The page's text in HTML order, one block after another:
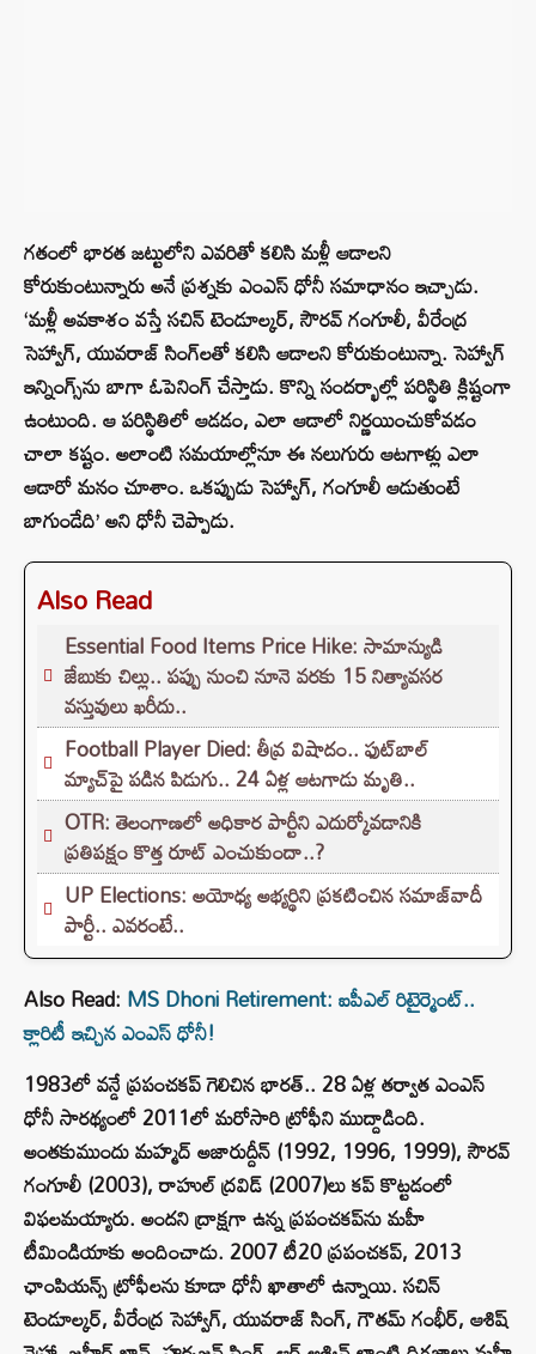
గతంలో భారత జట్టులోని ఎవరితో కలిసి మళ్లీ ఆడాలని
కోరుకుంటున్నారు అనే ప్రశ్నకు ఎంఎస్ ధోనీ సమాధానం ఇచ్చాడు.
‘మళ్లీ అవకాశం వస్తే సచిన్‌ టెండూల్కర్, సౌరవ్ గంగూలీ, వీరేంద్ర
సెహ్వాగ్‌, యువరాజ్‌ సింగ్‌లతో కలిసి ఆడాలని కోరుకుంటున్నా. సెహ్వాగ్‌
ఇన్నింగ్స్‌ను బాగా ఓపెనింగ్ చేస్తాడు. కొన్ని సందర్భాల్లో పరిస్థితి క్లిష్టంగా
ఉంటుంది. ఆ పరిస్థితిలో ఆడడం, ఎలా ఆడాలో నిర్ణయించుకోవడం
చాలా కష్టం. అలాంటి సమయాల్లోనూ ఈ నలుగురు ఆటగాళ్లు ఎలా
ఆడారో మనం చూశాం. ఒకప్పుడు సెహ్వాగ్, గంగూలీ ఆడుతుంటే
బాగుండేది’ అని ధోనీ చెప్పాడు.
Also Read
Essential Food Items Price Hike: సామాన్యుడి
జేబుకు చిల్లు.. పప్పు నుంచి నూనె వరకు 15 నిత్యావసర
వస్తువులు ఖరీదు..
Football Player Died: తీవ్ర విషాదం.. ఫుట్‌బాల్
మ్యాచ్‌పై పడిన పిడుగు.. 24 ఏళ్ల ఆటగాడు మృతి..
OTR: తెలంగాణలో అధికార పార్టీని ఎదుర్కోవడానికి
ప్రతిపక్షం కొత్త రూట్‌ ఎంచుకుందా..?
UP Elections: అయోధ్య అభ్యర్థిని ప్రకటించిన సమాజ్‌వాదీ
పార్టీ.. ఎవరంటే..
Also Read: MS Dhoni Retirement: ఐపీఎల్‌ రిటైర్మెంట్..
క్లారిటీ ఇచ్చిన ఎంఎస్ ధోనీ!
1983లో వన్డే ప్రపంచకప్ గెలిచిన భారత్.. 28 ఏళ్ల తర్వాత ఎంఎస్
ధోనీ సారథ్యంలో 2011లో మరోసారి ట్రోఫీని ముద్దాడింది.
అంతకుముందు మహ్మద్ అజారుద్దీన్ (1992, 1996, 1999), సౌరవ్
గంగూలీ (2003), రాహుల్ ద్రవిడ్ (2007)లు కప్ కొట్టడంలో
విఫలమయ్యారు. అందని ద్రాక్షగా ఉన్న ప్రపంచకప్‌ను మహీ
టీమిండియాకు అందించాడు. 2007 టీ20 ప్రపంచకప్‌, 2013
ఛాంపియన్స్ ట్రోఫీలను కూడా ధోనీ ఖాతాలో ఉన్నాయి. సచిన్‌
టెండూల్కర్, వీరేంద్ర సెహ్వాగ్‌, యువరాజ్‌ సింగ్‌, గౌతమ్ గంభీర్, ఆశిష్